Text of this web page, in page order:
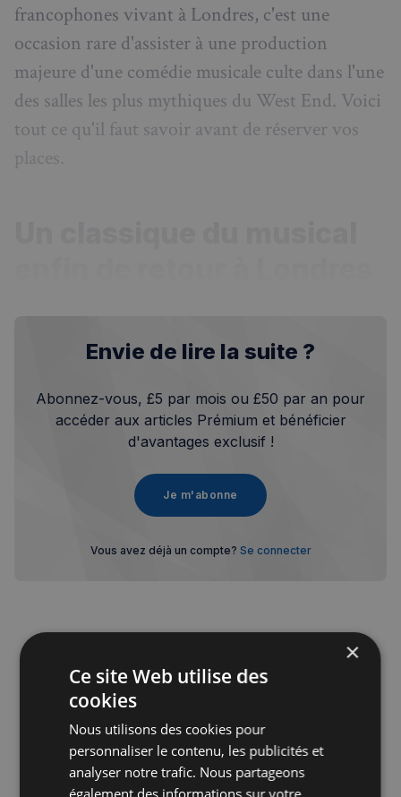
francophones vivant à Londres, c'est une
occasion rare d'assister à une production
majeure d'une comédie musicale culte dans l'une
des salles les plus mythiques du West End. Voici
tout ce qu'il faut savoir avant de réserver vos
places.
Envie de lire la suite ?
Abonnez-vous, £5 par mois ou £50 par an pour
accéder aux articles Prémium et bénéficier
d'avantages exclusif !
Je m'abonne
Vous avez déjà un compte? Se connecter
Publicité
×
Ce site Web utilise des
cookies
Nous utilisons des cookies pour
personnaliser le contenu, les publicités et
analyser notre trafic. Nous partageons
également des informations sur votre